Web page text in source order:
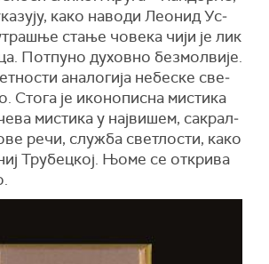
ка­ко на­во­ди Ле­о­нид Ус­
ста­ње чо­ве­ка чи­ји је лик
Пот­пу­но ду­хов­но без­мол­ви­је.
ана­ло­ги­ја не­бе­ске све­
Сто­га је ико­но­пи­сна ми­сти­ка
ми­сти­ка у нај­ви­шем, са­крал­
ре­чи, слу­жба све­тло­сти, ка­ко
Тру­бец­кој. Њо­ме се от­кри­ва